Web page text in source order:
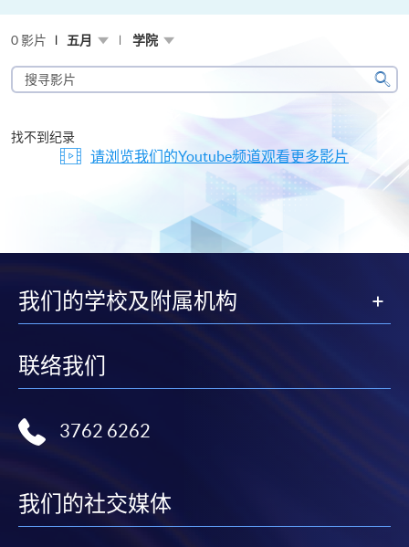
0 影片 五月 学院
搜
寻
片
搜
找不到纪录
请浏览我们的Youtube频道观看更多影片
我们的学校及附属机构
联络我们
3762 6262
我们的社交媒体